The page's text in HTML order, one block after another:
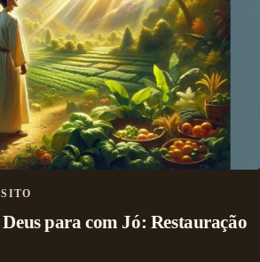
para com Jó: Restauração